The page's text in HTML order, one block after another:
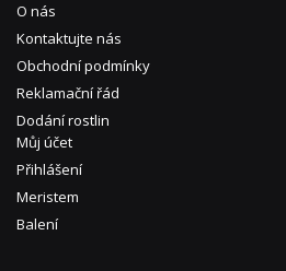
O nás
Kontaktujte nás
Obchodní podmínky
Reklamační řád
Dodání rostlin
Můj účet
Přihlášení
Meristem
Balení